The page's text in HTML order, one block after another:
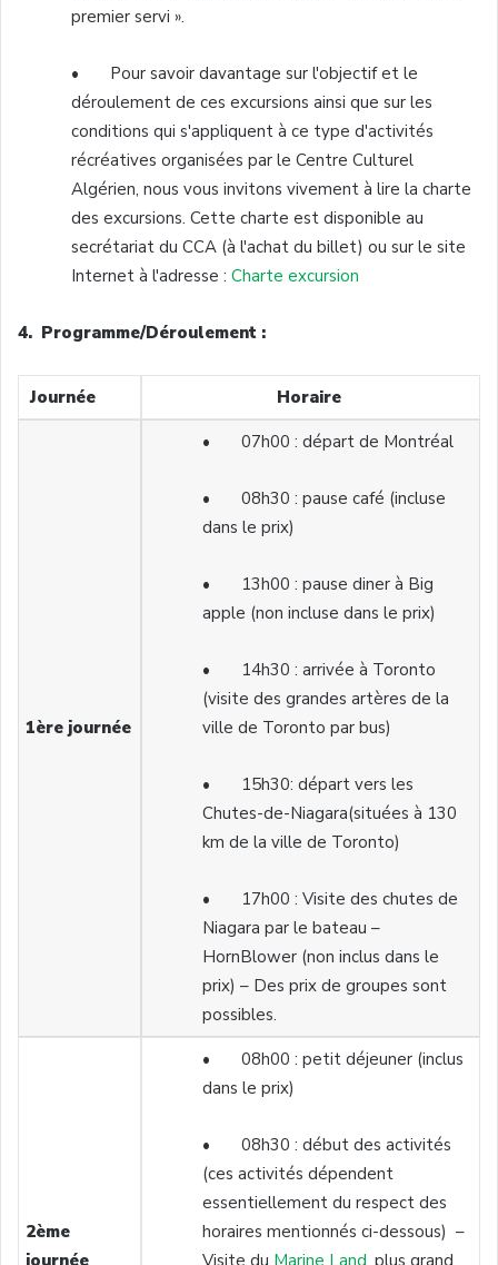
premier servi ».
• Pour savoir davantage sur l'objectif et le
déroulement de ces excursions ainsi que sur les
conditions qui s'appliquent à ce type d'activités
récréatives organisées par le Centre Culturel
Algérien, nous vous invitons vivement à lire la charte
des excursions. Cette charte est disponible au
secrétariat du CCA (à l'achat du billet) ou sur le site
Internet à l'adresse : Charte excursion
4. Programme/Déroulement :
Journée Horaire
1ère journée
• 07h00 : départ de Montréal
• 08h30 : pause café (incluse
dans le prix)
• 13h00 : pause diner à Big
apple (non incluse dans le prix)
• 14h30 : arrivée à Toronto
(visite des grandes artères de la
ville de Toronto par bus)
• 15h30: départ vers les
Chutes-de-Niagara(situées à 130
km de la ville de Toronto)
• 17h00 : Visite des chutes de
Niagara par le bateau –
HornBlower (non inclus dans le
prix) – Des prix de groupes sont
possibles.
2ème
journée
• 08h00 : petit déjeuner (inclus
dans le prix)
• 08h30 : début des activités
(ces activités dépendent
essentiellement du respect des
horaires mentionnés ci-dessous) –
Visite du Marine Land , plus grand